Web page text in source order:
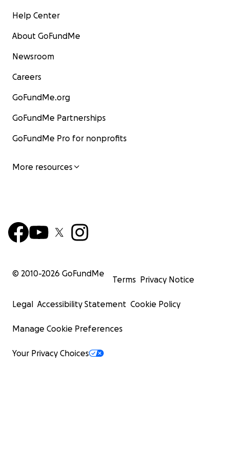
Help Center
About GoFundMe
Newsroom
Careers
GoFundMe.org
GoFundMe Partnerships
GoFundMe Pro for nonprofits
More resources
© 2010-2026 GoFundMe
Terms Privacy Notice
Legal Accessibility Statement Cookie Policy
Manage Cookie Preferences
Your Privacy Choices